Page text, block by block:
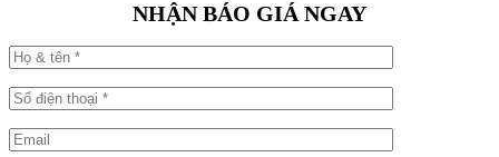
NHẬN BÁO GIÁ NGAY